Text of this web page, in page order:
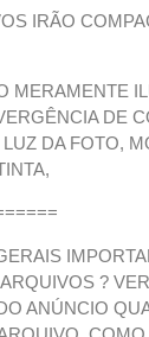
IRÃO
MERAMENTE
DE
DA FOTO,
?
ANÚNCIO